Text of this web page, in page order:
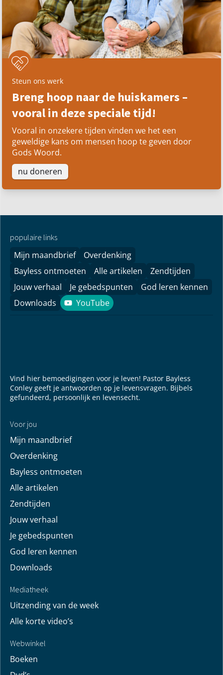
video bekijken
Breng hoop naar de huiskamers –
vooral in deze speciale tijd!
Vooral in onzekere tijden vinden we het een
Gods Woord.
Mijn maandbrief
Overdenking
Bayless ontmoeten
Alle artikelen
Zendtijden
Downloads
Vind hier bemoedigingen voor je leven! Pastor Bayless
Conley geeft je antwoorden op je levensvragen. Bijbels
gefundeerd, persoonlijk en levensecht.
Voor jou
Mijn maandbrief
Bayless ontmoeten
Alle artikelen
Zendtijden
Jouw verhaal
Je gebedspunten